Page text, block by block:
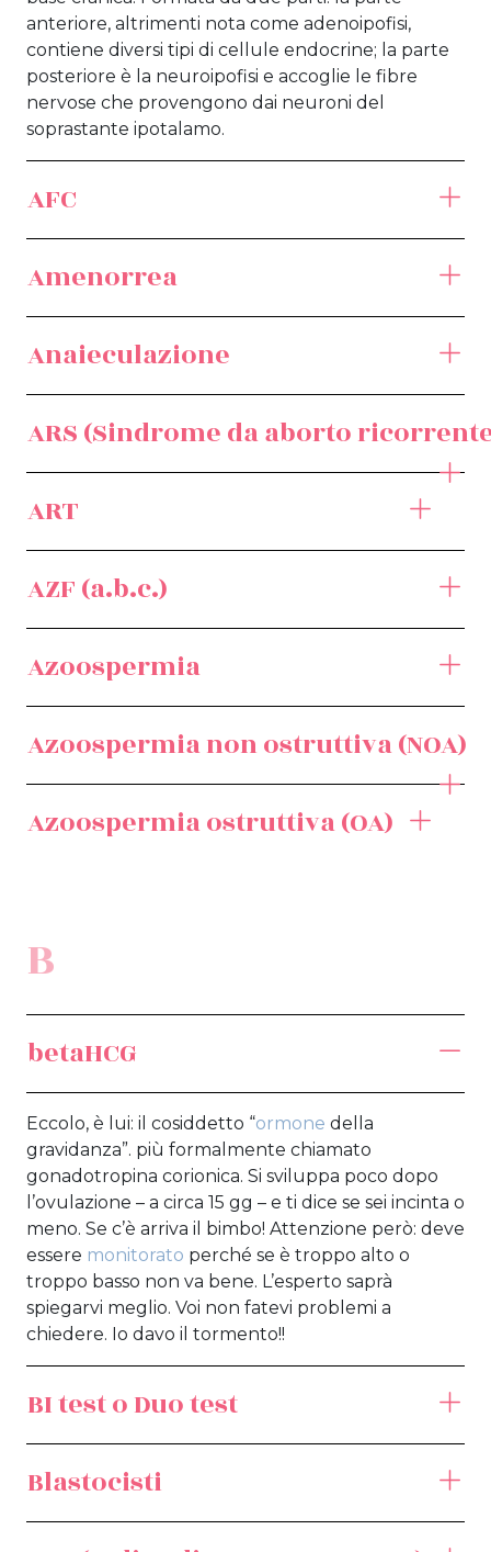
anteriore, altrimenti nota come adenoipofisi,
contiene diversi tipi di cellule endocrine; la parte
posteriore è la neuroipofisi e accoglie le fibre
nervose che provengono dai neuroni del
soprastante ipotalamo.
AFC
Amenorrea
Anaieculazione
ARS (Sindrome da aborto
ART
AZF (a.b.c.)
Azoospermia
Azoospermia non ostruttiva (NOA)
Azoospermia ostruttiva (OA)
B
betaHCG
Eccolo, è lui: il cosiddetto “ormone della
gravidanza”. più formalmente chiamato
gonadotropina corionica. Si sviluppa poco dopo
l’ovulazione – a circa 15 gg – e ti dice se sei incinta o
meno. Se c’è arriva il bimbo! Attenzione però: deve
essere monitorato perché se è troppo alto o
troppo basso non va bene. L’esperto saprà
spiegarvi meglio. Voi non fatevi problemi a
chiedere. Io davo il tormento!!
BI test o Duo test
Blastocisti